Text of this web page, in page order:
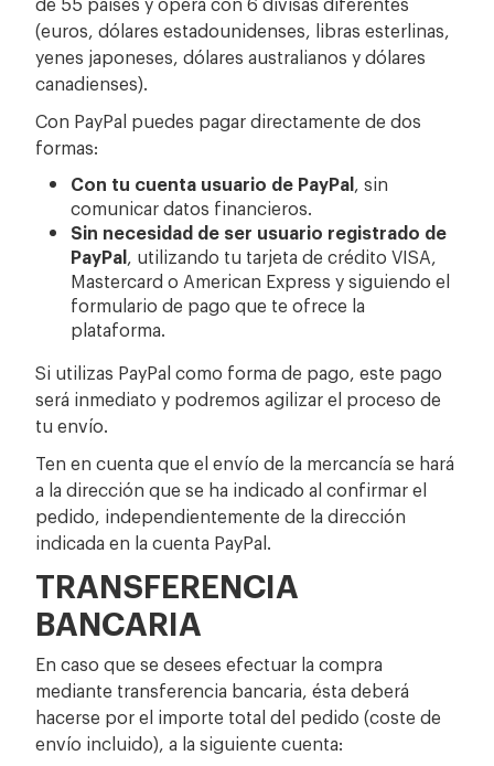
(euros, dólares estadounidenses, libras esterlinas,
yenes japoneses, dólares australianos y dólares
canadienses).
Con PayPal puedes pagar directamente de dos
formas:
Con tu cuenta usuario de PayPal, sin
comunicar datos financieros.
Sin necesidad de ser usuario registrado de
PayPal, utilizando tu tarjeta de crédito VISA,
Mastercard o American Express y siguiendo el
formulario de pago que te ofrece la
plataforma.
Si utilizas PayPal como forma de pago, este pago
será inmediato y podremos agilizar el proceso de
tu envío.
Ten en cuenta que el envío de la mercancía se hará
a la dirección que se ha indicado al confirmar el
pedido, independientemente de la dirección
indicada en la cuenta PayPal.
TRANSFERENCIA
BANCARIA
En caso que se desees efectuar la compra
mediante transferencia bancaria, ésta deberá
hacerse por el importe total del pedido (coste de
envío incluido), a la siguiente cuenta: